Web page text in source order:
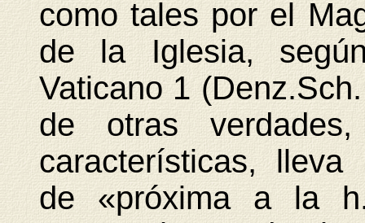
como tales por el
de la Iglesia,
Vaticano 1
de otras
características, lleva
de «próxima a la